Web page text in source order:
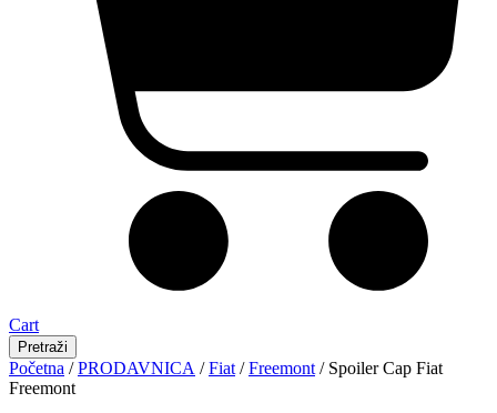
Cart
Pretraži
Početna /PRODAVNICA /Fiat /Freemont / Spoiler Cap Fiat
Freemont